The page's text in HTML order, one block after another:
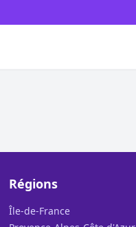
Régions
Île-de-France